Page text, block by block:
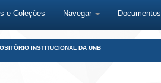
e Coleções Navegar Documentos
INSTITUCIONAL DA UNB